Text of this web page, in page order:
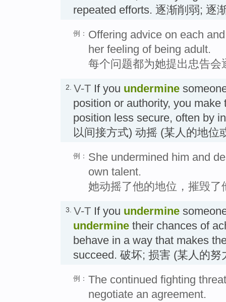
repeated efforts. 逐渐削弱; 逐
例： Offering advice on each
her feeling of being adult.
每个问题都为她提出忠告
2. V-T If you undermine
position or authority, you make
position less secure, often by
以间接方式) 动摇 (某人的地位
例： She undermined him and
own talent.
她动摇了他的地位，摧毁
3. V-T If you undermine
undermine their chances of
behave in a way that makes
succeed. 破坏; 损害 (某人的努
例： The continued fighting
negotiate an agreement.